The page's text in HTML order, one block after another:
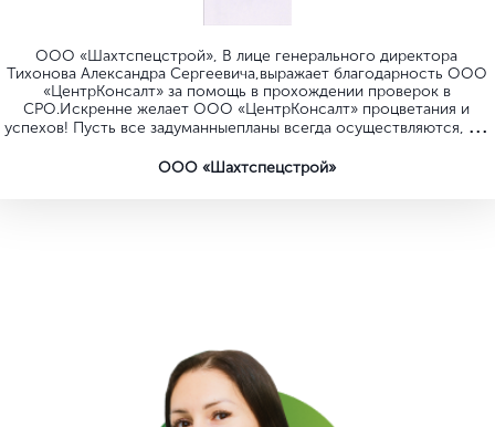
Опытная команда
для решения любых задач